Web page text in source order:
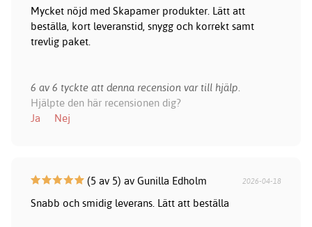
Mycket nöjd med Skapamer produkter. Lätt att
beställa, kort leveranstid, snygg och korrekt samt
trevlig paket.
6 av 6 tyckte att denna recension var till hjälp.
Hjälpte den här recensionen dig?
Ja
Nej
(5 av 5) av Gunilla Edholm 2026-04-18
Snabb och smidig leverans. Lätt att beställa